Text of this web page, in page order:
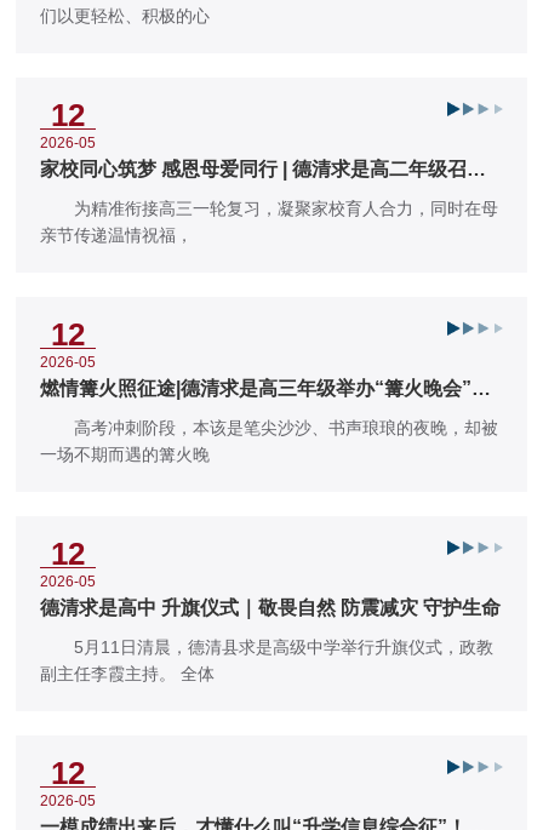
们以更轻松、积极的心
12
2026-05
家校同心筑梦 感恩母爱同行 | 德清求是高二年级召开
家长会
为精准衔接高三一轮复习，凝聚家校育人合力，同时在母
亲节传递温情祝福，
12
2026-05
燃情篝火照征途|德清求是高三年级举办“篝火晚会”燃
动校园！
高考冲刺阶段，本该是笔尖沙沙、书声琅琅的夜晚，却被
一场不期而遇的篝火晚
12
2026-05
德清求是高中 升旗仪式｜敬畏自然 防震减灾 守护生命
5月11日清晨，德清县求是高级中学举行升旗仪式，政教
副主任李霞主持。 全体
12
2026-05